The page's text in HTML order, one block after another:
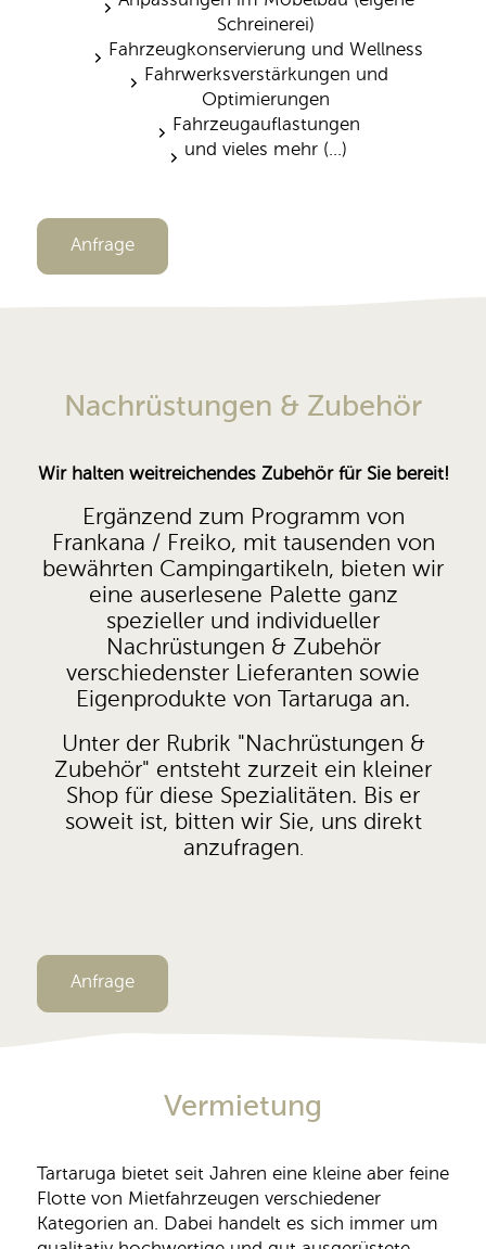
Schreinerei)
Fahrzeugkonservierung und Wellness
Fahrwerksverstärkungen und
Optimierungen
Fahrzeugauflastungen
und vieles mehr (...)
Anfrage
Nachrüstungen & Zubehör
Wir halten weitreichendes Zubehör für Sie bereit!
Ergänzend zum Programm von
Frankana / Freiko, mit tausenden von
bewährten Campingartikeln, bieten wir
eine auserlesene Palette ganz
spezieller und individueller
Nachrüstungen & Zubehör
verschiedenster Lieferanten sowie
Eigenprodukte von Tartaruga an.
Unter der Rubrik "Nachrüstungen &
Zubehör" entsteht zurzeit ein kleiner
Shop für diese Spezialitäten. Bis er
soweit ist, bitten wir Sie, uns direkt
anzufragen.
Anfrage
Vermietung
Tartaruga bietet seit Jahren eine kleine aber feine
Flotte von Mietfahrzeugen verschiedener
Kategorien an. Dabei handelt es sich immer um